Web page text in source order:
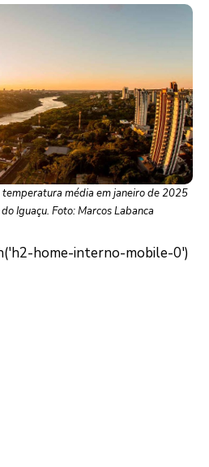
temperatura média em janeiro de 2025
Iguaçu. Foto: Marcos Labanca